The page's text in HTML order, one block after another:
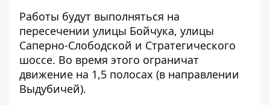
Работы будут выполняться на
пересечении улицы Бойчука, улицы
Саперно-Слободской и Стратегического
шоссе. Во время этого ограничат
движение на 1,5 полосах (в направлении
Выдубичей).